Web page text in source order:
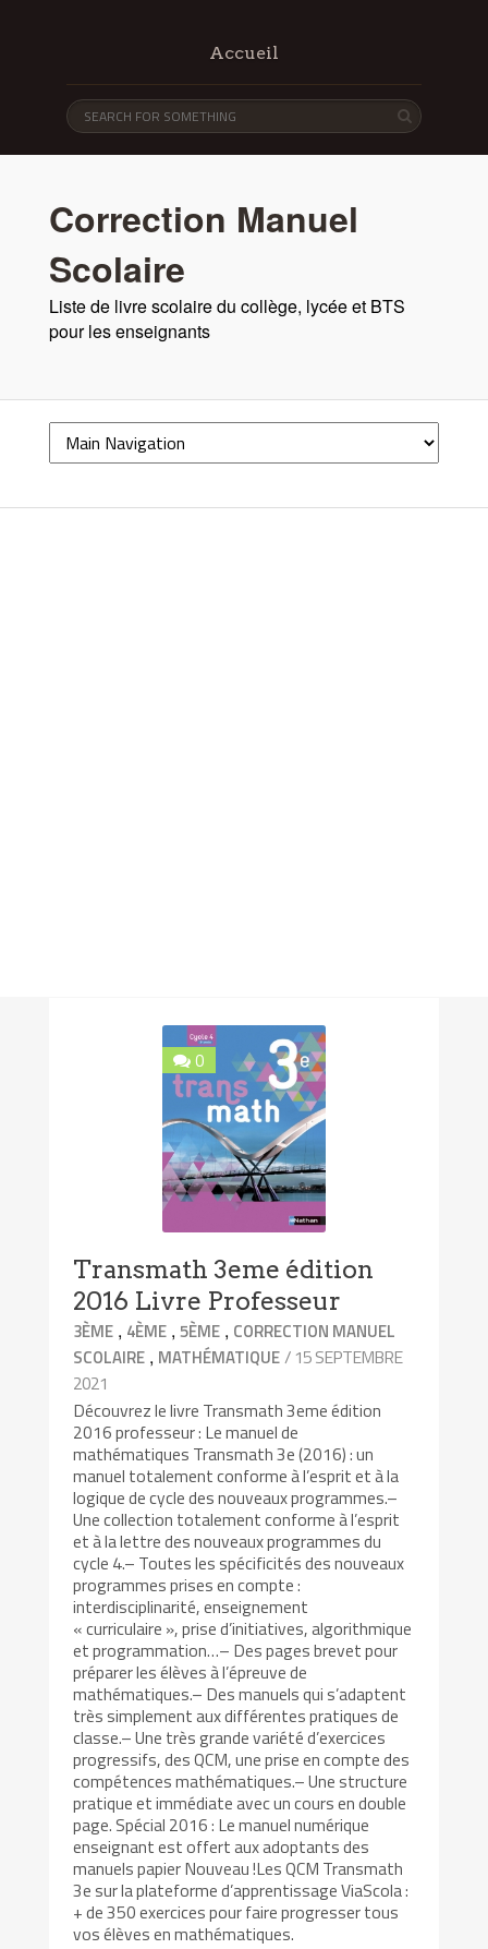
Accueil
Correction Manuel
Scolaire
Liste de livre scolaire du collège, lycée et BTS
pour les enseignants
0
Transmath 3eme édition
2016 Livre Professeur
3ÈME , 4ÈME ,5ÈME , CORRECTION MANUEL
SCOLAIRE , MATHÉMATIQUE/ 15 SEPTEMBRE
2021
Découvrez le livre Transmath 3eme édition
2016 professeur : Le manuel de
mathématiques Transmath 3e (2016) : un
manuel totalement conforme à l’esprit et à la
logique de cycle des nouveaux programmes.–
Une collection totalement conforme à l’esprit
et à la lettre des nouveaux programmes du
cycle 4.– Toutes les spécificités des nouveaux
programmes prises en compte :
interdisciplinarité, enseignement
« curriculaire », prise d’initiatives, algorithmique
et programmation…– Des pages brevet pour
préparer les élèves à l’épreuve de
mathématiques.– Des manuels qui s’adaptent
très simplement aux différentes pratiques de
classe.– Une très grande variété d’exercices
progressifs, des QCM, une prise en compte des
compétences mathématiques.– Une structure
pratique et immédiate avec un cours en double
page. Spécial 2016 : Le manuel numérique
enseignant est offert aux adoptants des
manuels papier Nouveau !Les QCM Transmath
3e sur la plateforme d’apprentissage ViaScola :
+ de 350 exercices pour faire progresser tous
vos élèves en mathématiques.